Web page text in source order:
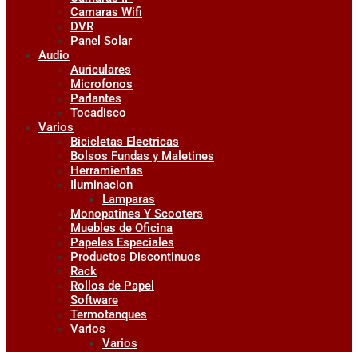
Camaras Wifi
DVR
Panel Solar
Audio
Auriculares
Microfonos
Parlantes
Tocadisco
Varios
Bicicletas Electricas
Bolsos Fundas y Maletines
Herramientas
Iluminacion
Lamparas
Monopatines Y Scooters
Muebles de Oficina
Papeles Especiales
Productos Discontinuos
Rack
Rollos de Papel
Software
Termotanques
Varios
Varios